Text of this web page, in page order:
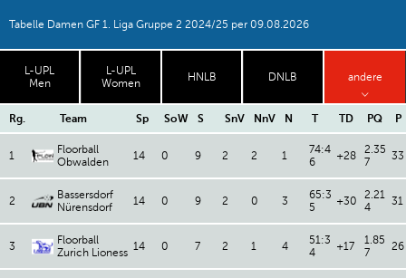
Tabelle Damen GF 1. Liga Gruppe 2 2024/25 per 09.08.2026
L-UPL
Men
L-UPL
Women
HNLB DNLB andere
Rg. Team Sp SoW S SnV NnV N T TD PQ P
1
Floorball
Obwalden
14 0 9 2 2 1
74:4
6
+28
2.35
7
33
2
Bassersdorf
Nürensdorf
14 0 9 2 0 3
65:3
5
+30
2.21
4
31
3
Floorball
Zurich Lioness 14 0 7 2 1 4
51:3
4
+17
1.85
7
26